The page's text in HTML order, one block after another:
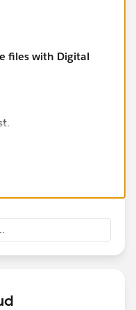
files with Digital
.